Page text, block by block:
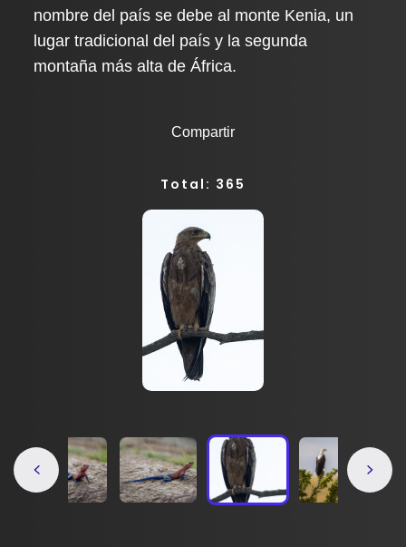
nombre del país se debe al monte Kenia, un
lugar tradicional del país y la segunda
montaña más alta de África.
Compartir
Total: 365